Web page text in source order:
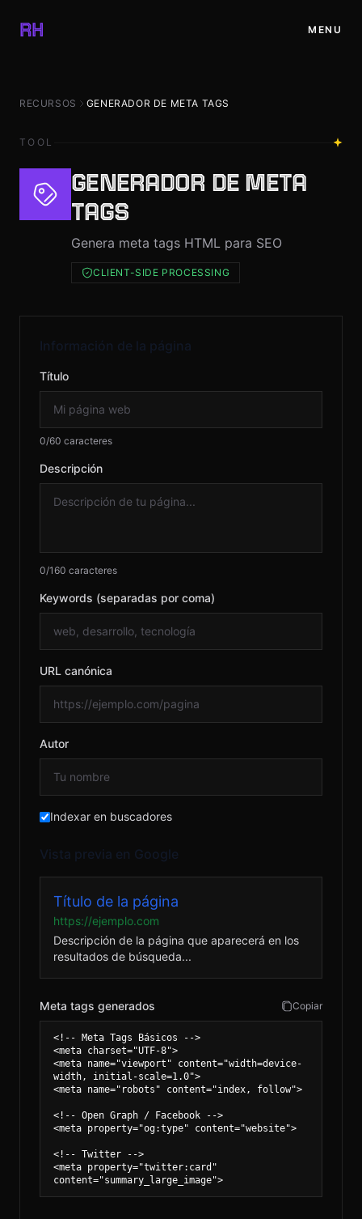
PROYECTOS
BLOG
RECURSOS
TIENDA
CONTACTO
EN
RH MENU
RECURSOS GENERADOR DE META TAGS
TOOL
GENERADOR DE META
TAGS
Genera meta tags HTML para SEO
CLIENT-SIDE PROCESSING
Información de la página
Título
0/60 caracteres
Descripción
0/160 caracteres
Keywords (separadas por coma)
URL canónica
Autor
Indexar en buscadores
Vista previa en Google
Título de la página
https://ejemplo.com
Descripción de la página que aparecerá en los
resultados de búsqueda...
Meta tags generados Copiar